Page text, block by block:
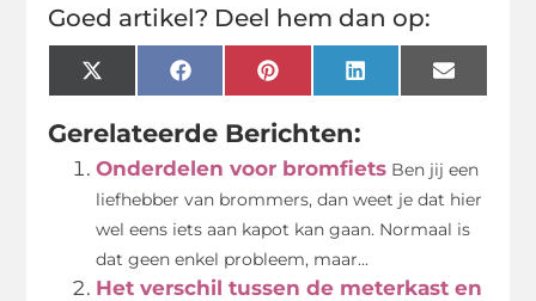
Goed artikel? Deel hem dan op:
X
(Twitter)
FacebookPinterestLinkedInEmail
Gerelateerde Berichten:
Onderdelen voor bromfiets Ben jij een
liefhebber van brommers, dan weet je dat hier
wel eens iets aan kapot kan gaan. Normaal is
dat geen enkel probleem, maar...
Het verschil tussen de meterkast en